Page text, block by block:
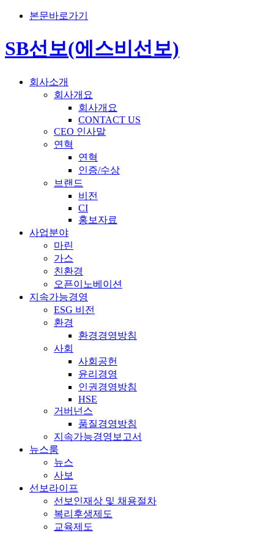
본문바로가기
SB선보(에스비선보)
회사소개
회사개요
회사개요
CONTACT US
CEO 인사말
연혁
연혁
인증/수상
브랜드
비전
CI
홍보자료
사업분야
마린
가스
친환경
오픈이노베이션
지속가능경영
ESG 비전
환경
환경경영방침
사회
사회공헌
윤리경영
인권경영방침
HSE
거버넌스
품질경영방침
지속가능경영보고서
뉴스룸
뉴스
사보
선보라이프
선보인재상 및 채용절차
복리후생제도
교육제도